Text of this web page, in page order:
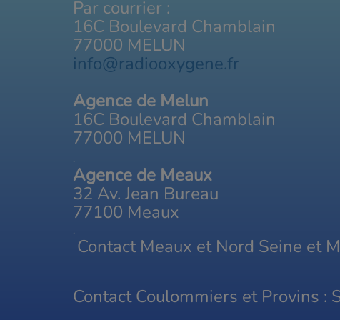
Par courrier :
16C Boulevard Chamblain
77000 MELUN
info@radiooxygene.fr
Agence de Melun
16C Boulevard Chamblain
77000 MELUN
.
Agence de Meaux
32 Av. Jean Bureau
77100 Meaux
.
Contact Meaux et Nord Seine et
Contact Coulommiers et Provins :